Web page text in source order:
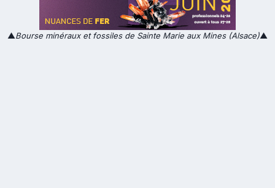
▲Bourse minéraux et fossiles de Sainte Marie aux Mines (Alsace)▲